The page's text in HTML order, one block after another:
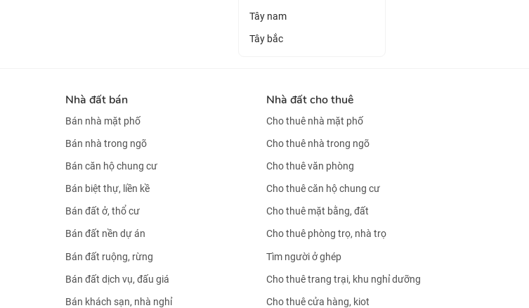
Tây nam
Tây bắc
Nhà đất bán
Bán nhà mặt phố
Bán nhà trong ngõ
Bán căn hộ chung cư
Bán biệt thự, liền kề
Bán đất ở, thổ cư
Bán đất nền dự án
Bán đất ruộng, rừng
Bán đất dịch vụ, đấu giá
Bán khách sạn, nhà nghỉ
Nhà đất cho thuê
Cho thuê nhà mặt phố
Cho thuê nhà trong ngõ
Cho thuê văn phòng
Cho thuê căn hộ chung cư
Cho thuê mặt bằng, đất
Cho thuê phòng trọ, nhà trọ
Tìm người ở ghép
Cho thuê trang trại, khu nghỉ dưỡng
Cho thuê cửa hàng, kiot